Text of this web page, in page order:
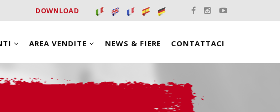
DOWNLOAD
AREA VENDITE NEWS & FIERE CONTATTACI